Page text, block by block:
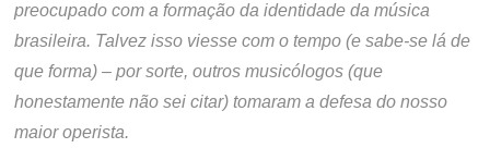
preocupado com a formação da identidade da música
brasileira. Talvez isso viesse com o tempo (e sabe-se lá de
que forma) – por sorte, outros musicólogos (que
honestamente não sei citar) tomaram a defesa do nosso
maior operista.